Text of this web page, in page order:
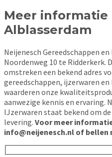
Meer informatie
Alblasserdam
Neijenesch Gereedschappen
Noordenweg 10 te Ridderkerk.
omstreken een bekend adres
gereedschappen, ijzerwaren
waarderen onze
aanwezige kennis en ervaring.
IJzerwaren staat bekend om
levering. Voor meer
info@neijenesch.nl of bellen